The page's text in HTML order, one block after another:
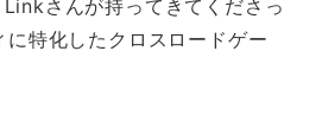
さんが持ってきてくださっ
特化したクロスロードゲー